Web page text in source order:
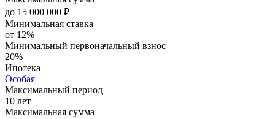
до 15 000 000 ₽
Минимальная ставка
от 12%
Минимальный первоначальный взнос
20%
Ипотека
Особая
Максимальный период
10 лет
Максимальная сумма